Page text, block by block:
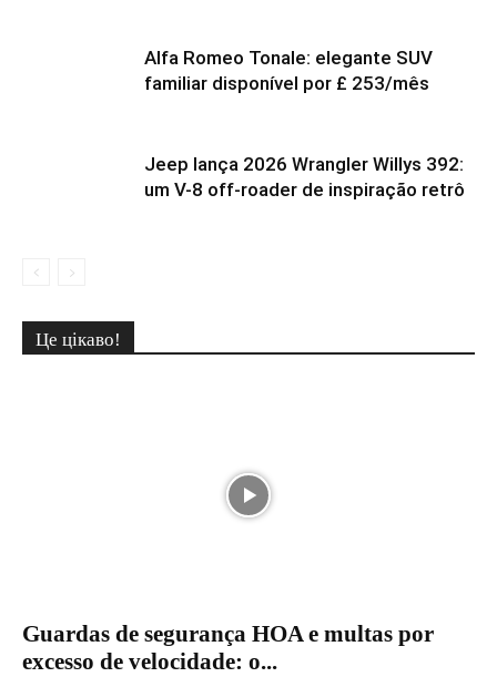
Alfa Romeo Tonale: elegante SUV
familiar disponível por £ 253/mês
Jeep lança 2026 Wrangler Willys 392:
um V-8 off-roader de inspiração retrô
Це цікаво!
Guardas de segurança HOA e multas por
excesso de velocidade: o...